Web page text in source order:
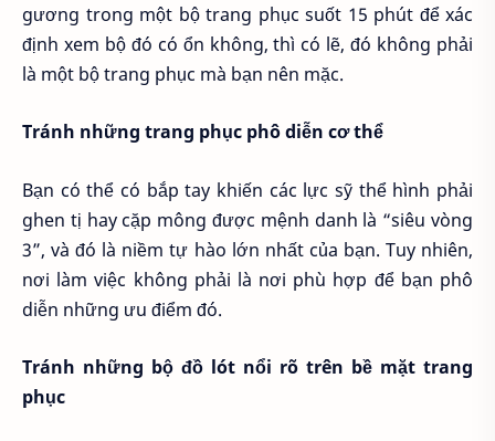
gương trong một bộ trang phục suốt 15 phút để xác
định xem bộ đó có ổn không, thì có lẽ, đó không phải
là một bộ trang phục mà bạn nên mặc.
Tránh những trang phục phô diễn cơ thể
Bạn có thể có bắp tay khiến các lực sỹ thể hình phải
ghen tị hay cặp mông được mệnh danh là “siêu vòng
3”, và đó là niềm tự hào lớn nhất của bạn. Tuy nhiên,
nơi làm việc không phải là nơi phù hợp để bạn phô
diễn những ưu điểm đó.
Tránh những bộ đồ lót nổi rõ trên bề mặt trang
phục